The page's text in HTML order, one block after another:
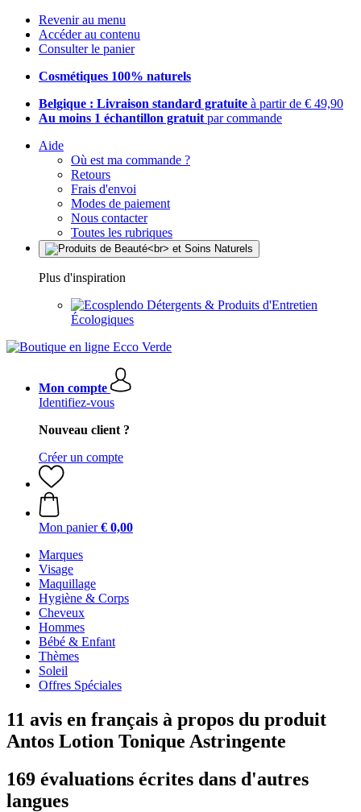
Revenir au menu
Accéder au contenu
Consulter le panier
Cosmétiques 100% naturels
Belgique : Livraison standard gratuite à partir de € 49,90
Au moins 1 échantillon gratuit par commande
Aide
Où est ma commande ?
Retours
Frais d'envoi
Modes de paiement
Nous contacter
Toutes les rubriques
Plus d'inspiration
Détergents & Produits d'Entretien
Écologiques
Mon compte
Identifiez-vous
Nouveau client ?
Créer un compte
Mon panier € 0,00
Marques
Visage
Maquillage
Hygiène & Corps
Cheveux
Hommes
Bébé & Enfant
Thèmes
Soleil
Offres Spéciales
11 avis en français à propos du produit
Antos Lotion Tonique Astringente
169 évaluations écrites dans d'autres
langues